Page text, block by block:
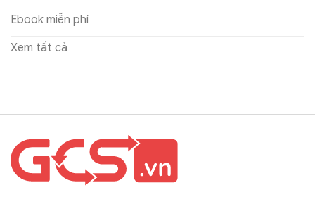
Ebook miễn phí
Xem tất cả